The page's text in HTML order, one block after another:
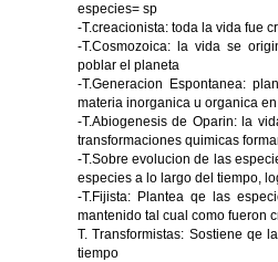
especies= sp
-T.creacionista: toda la vida fue
-T.Cosmozoica: la vida se
poblar el planeta
-T.Generacion Espontanea:
materia inorganica u organica
-T.Abiogenesis de Oparin: la
transformaciones quimicas
-T.Sobre evolucion de las
especies a lo largo del tiempo,
-T.Fijista: Plantea qe las
mantenido tal cual como fueron
T. Transformistas: Sostiene qe
tiempo